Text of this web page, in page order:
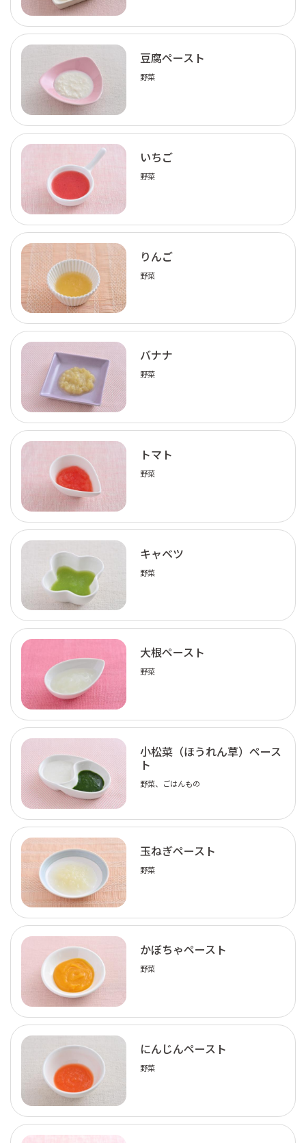
豆腐ペースト
野菜
いちご
野菜
りんご
野菜
バナナ
野菜
トマト
野菜
キャベツ
野菜
大根ペースト
野菜
小松菜（ほうれん草）ペース
ト
野菜、ごはんもの
玉ねぎペースト
野菜
かぼちゃペースト
野菜
にんじんペースト
野菜